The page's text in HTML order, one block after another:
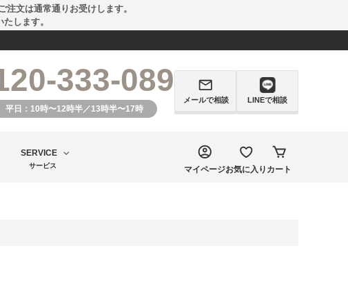
文は通常通りお受けします。
します。
333-089
平日：10時〜12時半／13時半〜17時
メールで相談 LINEで相談
SERVICE
サービス マイページお気に入り カート